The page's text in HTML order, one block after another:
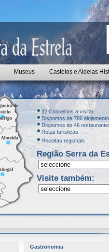
Museus Castelos e Aldeias
32 Concelhos a visitar
Dispomos de 786
Dispomos de 46
Rotas turisticas
Receitas regionais
Região Serra da
Visite também:
Gastronomia